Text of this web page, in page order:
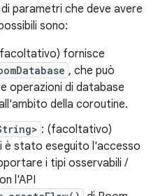
parametri che deve avere
sono:
fornisce
, che può
operazioni di database
della coroutine.
: (facoltativo)
è stato eseguito l'accesso
i tipi osservabili /
l'API